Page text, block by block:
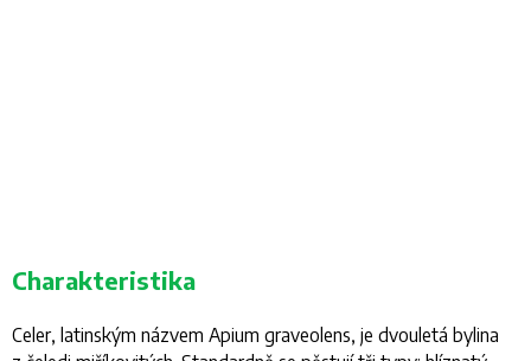
Charakteristika
Celer, latinským názvem Apium graveolens, je dvouletá bylina